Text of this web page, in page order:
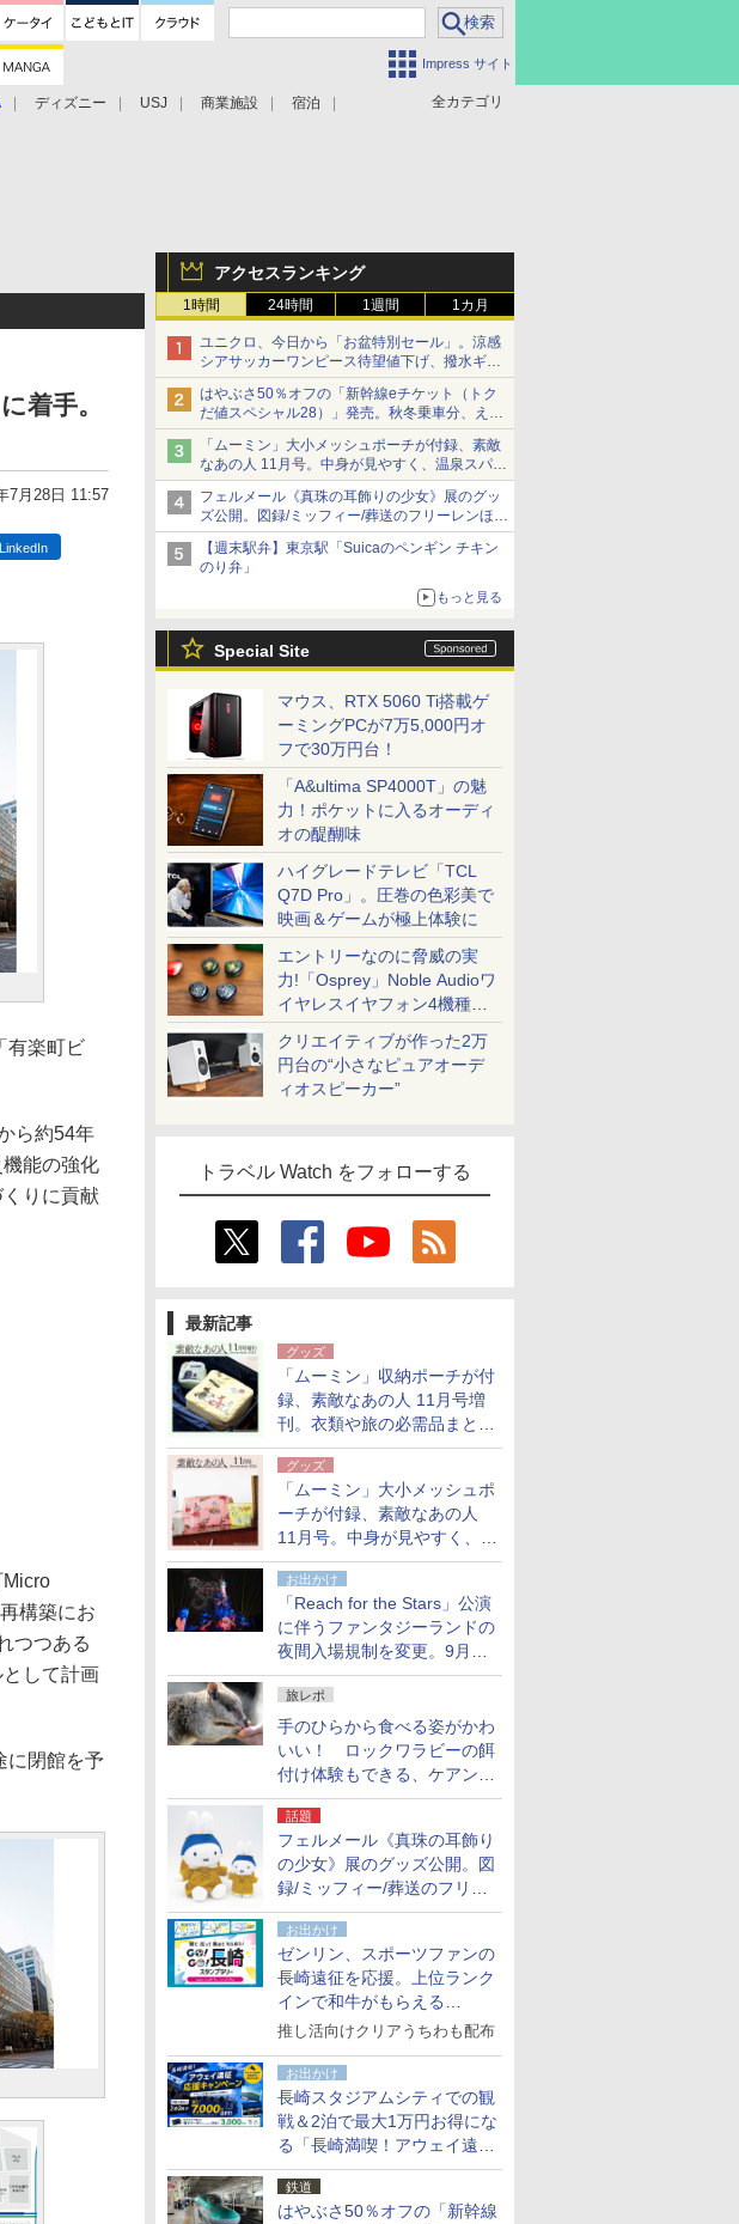
Impress サイト
全カテゴリ
ディズニー USJ 商業施設 宿泊
アクセスランキング
1時間 24時間 1週間 1カ月
ユニクロ、今日から「お盆特別セール」。涼感
シアサッカーワンピース待望値下げ、撥水ギア
ショーツは1990円に
はやぶさ50％オフの「新幹線eチケット（トク
だ値スペシャル28）」発売。秋冬乗車分、えき
ねっと限定
「ムーミン」大小メッシュポーチが付録、素敵
なあの人 11月号。中身が見やすく、温泉スパに
も使える
フェルメール《真珠の耳飾りの少女》展のグッ
ズ公開。図録/ミッフィー/葬送のフリーレンほ
か、注目ブランドコラボが実現
【週末駅弁】東京駅「Suicaのペンギン チキン
のり弁」
もっと見る
Special Site
マウス、RTX 5060 Ti搭載ゲ
ーミングPCが7万5,000円オ
フで30万円台！
「A&ultima SP4000T」の魅
力！ポケットに入るオーディ
オの醍醐味
ハイグレードテレビ「TCL
Q7D Pro」。圧巻の色彩美で
映画＆ゲームが極上体験に
エントリーなのに脅威の実
力!「Osprey」Noble Audioワ
イヤレスイヤフォン4機種を
一気に聴く
クリエイティブが作った2万
円台の“小さなピュアオーデ
ィオスピーカー”
トラベル Watch をフォローする
最新記事
グッズ
「ムーミン」収納ポーチが付
録、素敵なあの人 11月号増
刊。衣類や旅の必需品まとま
る大小2個セット
グッズ
「ムーミン」大小メッシュポ
ーチが付録、素敵なあの人
11月号。中身が見やすく、温
泉スパにも使える
お出かけ
「Reach for the Stars」公演
に伴うファンタジーランドの
夜間入場規制を変更。9月か
ら18時50分～20時ごろに
旅レポ
手のひらから食べる姿がかわ
いい！ ロックワラビーの餌
付け体験もできる、ケアンズ
でアサートン高原の日本語ガ
イド付きツアーに参加してみ
た
話題
フェルメール《真珠の耳飾り
の少女》展のグッズ公開。図
録/ミッフィー/葬送のフリー
レンほか、注目ブランドコラ
ボが実現
お出かけ
ゼンリン、スポーツファンの
長崎遠征を応援。上位ランク
インで和牛がもらえる
「GO！GO！長崎スタンプラ
推し活向けクリアうちわも配布
お出かけ
長崎スタジアムシティでの観
戦＆2泊で最大1万円お得にな
る「長崎満喫！アウェイ遠征
応援キャンペーン」
鉄道
はやぶさ50％オフの「新幹線
着手。
7月28日 11:57
LinkedIn
有楽町ビ
ら約54年
能の強化
りに貢献
構築にお
つつある
して計画
に閉館を予